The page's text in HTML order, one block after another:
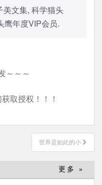
美文集, 科学猫头
鹰年度VIP会员.
～～～
取授权！！！
世界是如此的小
更多 »